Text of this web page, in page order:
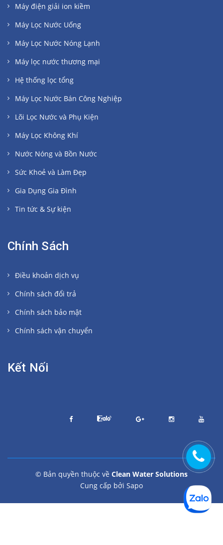
Máy điện giải ion kiềm
Máy Lọc Nước Uống
Máy Lọc Nước Nóng Lạnh
Máy lọc nước thương mại
Hệ thống lọc tổng
Máy Lọc Nước Bán Công Nghiệp
Lõi Lọc Nước và Phụ Kiện
Máy Lọc Không Khí
Nước Nóng và Bồn Nước
Sức Khoẻ và Làm Đẹp
Gia Dụng Gia Đình
Tin tức & Sự kiện
Chính Sách
Điều khoản dịch vụ
Chính sách đổi trả
Chính sách bảo mật
Chính sách vận chuyển
Kết Nối
© Bản quyền thuộc về Clean Water Solutions
Cung cấp bởi Sapo